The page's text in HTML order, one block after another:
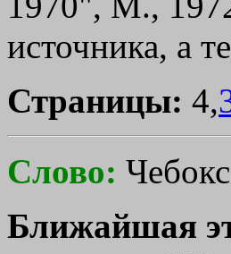
источника, а
Страницы: 4,
Слово:
Ближайшая